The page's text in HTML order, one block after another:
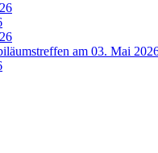
am 03. Mai